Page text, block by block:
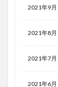
2021年9月
2021年8月
2021年7月
2021年6月